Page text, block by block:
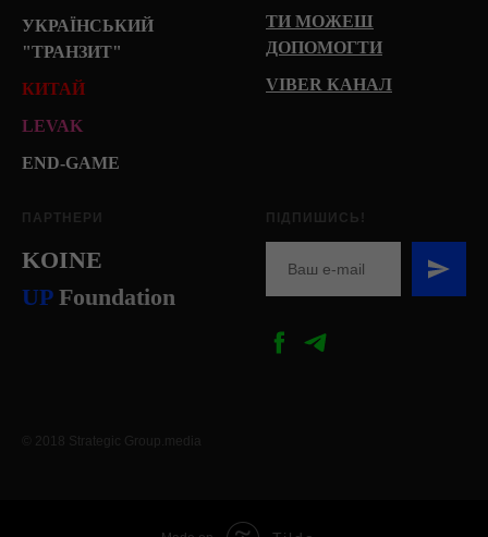
УКРАЇНСЬКИЙ
"ТРАНЗИТ"
КИТАЙ
LEVAK
END-GAME
ТИ МОЖЕШ
ДОПОМОГТИ
VIBER КАНАЛ
ПАРТНЕРИ
KOINE
UP Foundation
ПІДПИШИСЬ!
© 2018 Strategic Group.media